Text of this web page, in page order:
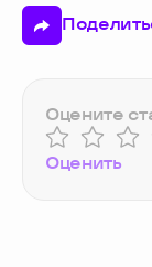
Оцените
Оценить